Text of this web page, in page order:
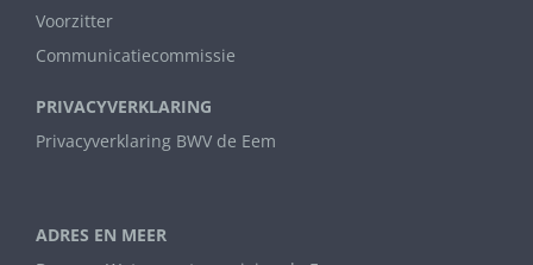
Voorzitter
Communicatiecommissie
PRIVACYVERKLARING
Privacyverklaring BWV de Eem
ADRES EN MEER